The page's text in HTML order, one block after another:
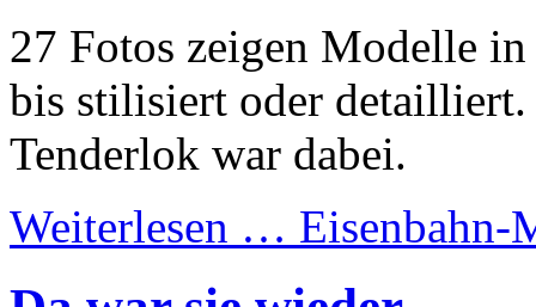
27 Fotos zeigen Modelle
bis stilisiert oder detailliert.
Tenderlok war dabei.
Weiterlesen … Eisenbahn-